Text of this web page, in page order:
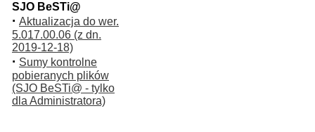
SJO BeSTi@
· Aktualizacja do wer.
5.017.00.06 (z dn.
2019-12-18)
· Sumy kontrolne
pobieranych plików
(SJO BeSTi@ - tylko
dla Administratora)